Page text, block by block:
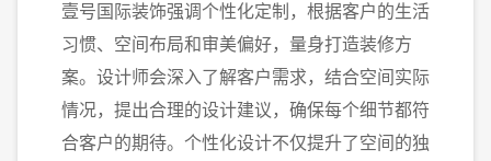
壹号国际装饰强调个性化定制，根据客户的生活
习惯、空间布局和审美偏好，量身打造装修方
案。设计师会深入了解客户需求，结合空间实际
情况，提出合理的设计建议，确保每个细节都符
合客户的期待。个性化设计不仅提升了空间的独